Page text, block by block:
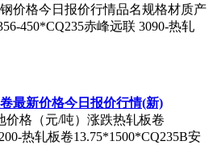
价格今日报价行情品名规格材质产
450*CQ235赤峰远联 3090-热轧
最新价格今日报价行情(新)
价格（元/吨）涨跌热轧板卷
热轧板卷13.75*1500*CQ235B安